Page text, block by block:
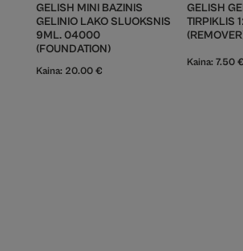
GELISH MINI BAZINIS
GELINIO LAKO SLUOKSNIS
9ML. 04000
(FOUNDATION)
Kaina: 20.00 €
GELISH
TIRPIKLIS
Kaina: 7.50 €